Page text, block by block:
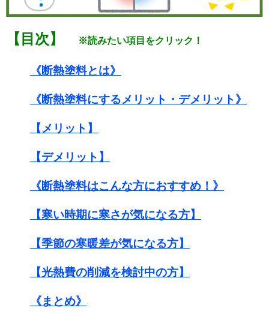
【目次】 ※読みたい項目をクリック！
《断熱塗料とは》
《断熱塗料にするメリット・デメリット》
【メリット】
【デメリット】
《断熱塗料はこんな方におすすめ！》
【寒い時期に寒さが気になる方】
【季節の寒暖差が気になる方】
【光熱費の削減を検討中の方】
《まとめ》